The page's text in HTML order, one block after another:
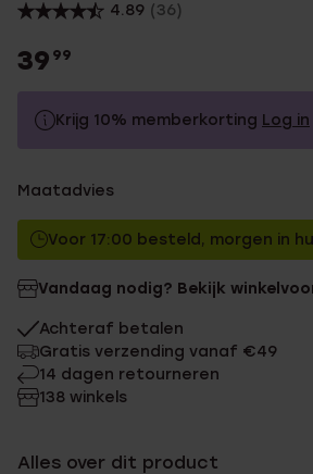
4.89 (36)
39 99
Krijg 10% memberkorting Log in
Zonder memberkorting
Maatadvies
Voor 17:00 besteld, morgen in
Vandaag nodig? Bekijk
Achteraf betalen
Gratis verzending vanaf €49
14 dagen retourneren
138 winkels
Alles over dit product